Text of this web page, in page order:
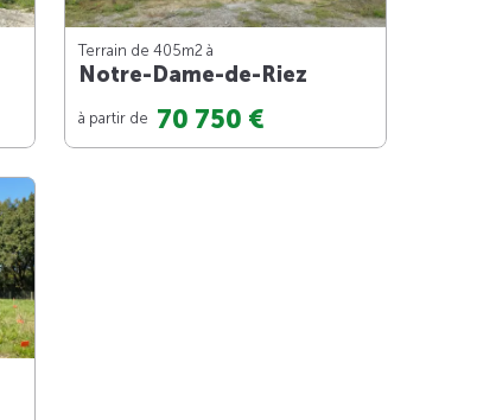
Terrain de 405m2 à
Notre-Dame-de-Riez
à partir de 70 750 €